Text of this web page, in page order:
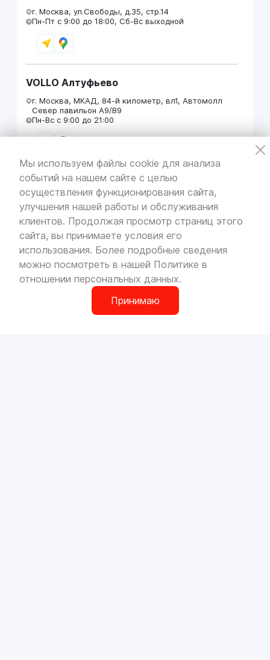
Мы используем файлы cookie для анализа
событий на нашем сайте с целью
осуществления функционирования сайта,
улучшения нашей работы и обслуживания
клиентов. Продолжая просмотр страниц этого
сайта, вы принимаете условия его
использования. Более подробные сведения
можно посмотреть в нашей Политике в
отношении персональных данных.
Принимаю
г. Москва, ул.Свободы, д.35, стр.14
Пн-Пт с 9:00 до 18:00, Сб-Вс выходной
VOLLO Алтуфьево
г. Москва, МКАД, 84-й километр, вл1, Автомолл
Север павильон А9/В9
Пн-Вс с 9:00 до 21:00
VOLLO Кунцево
г. Москва, МКАД 55-й километр, строение 31
павильон 5
Пн-Вс с 9:00 до 19:00
VOLLO Брянск
г. Брянск, Московский проезд, д.4
Пн-Пт с 9:00 до 19:00 Сб-Вс с 10:00 до 19:00